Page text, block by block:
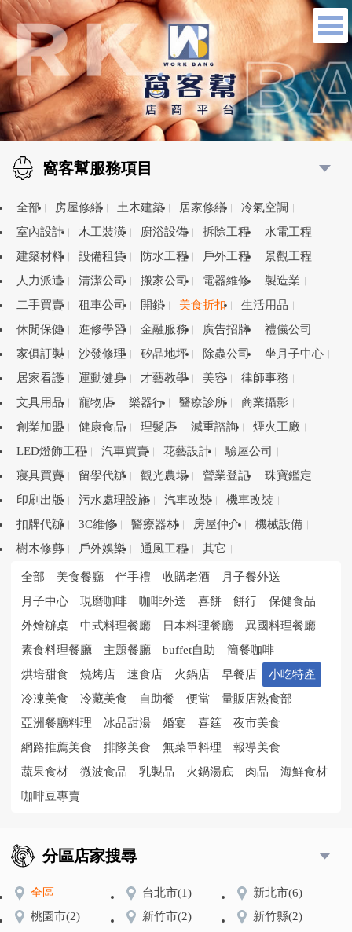
窩客幫服務項目
全部 房屋修繕 土木建築 居家修繕
冷氣空調
室內設計
木工裝潢 廚浴設備 拆除工程
水電工程
建築材料
設備租賃 防水工程 戶外工程
景觀工程
人力派遣
清潔公司 搬家公司 電器維修
製造業
二手買賣
租車公司 開鎖 美食折扣
生活用品
休閒保健
進修學習 金融服務 廣告招牌
禮儀公司
家俱訂製
沙發修理 矽晶地坪 除蟲公司
坐月子中心
居家看護
運動健身 才藝教學 美容
律師事務
文具用品
寵物店 樂器行 醫療診所
商業攝影
創業加盟
健康食品 理髮店 減重諮詢
煙火工廠
LED燈飾工程
汽車買賣 花藝設計
驗屋公司
寢具買賣
留學代辦 觀光農場 營業登記
珠寶鑑定
印刷出版
污水處理設施 汽車改裝
機車改裝
扣牌代辦
3C維修 醫療器材 房屋仲介
機械設備
樹木修剪
戶外娛樂 通風工程 其它
全部 美食餐廳 伴手禮 收購老酒
月子餐外送
月子中心
現磨咖啡 咖啡外送 喜餅 餅行
保健食品
外燴辦桌
中式料理餐廳 日本料理餐廳
異國料理餐廳
素食料理餐廳
主題餐廳 buffet自助
簡餐咖啡
烘培甜食
燒烤店 速食店 火鍋店 早餐店
小吃特產
冷凍美食
冷藏美食 自助餐 便當
量販店熟食部
亞洲餐廳料理
冰品甜湯 婚宴 喜筳
夜市美食
網路推薦美食
排隊美食 無菜單料理
報導美食
蔬果食材
微波食品 乳製品 火鍋湯底 肉品
海鮮食材
咖啡豆專賣
分區店家搜尋
全區 台北市(1) 新北市(6)
桃園市(2) 新竹市(2) 新竹縣(2)